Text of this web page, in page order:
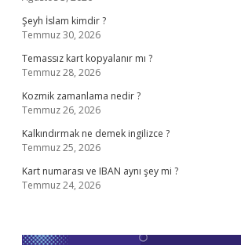
Şeyh İslam kimdir ?
Temmuz 30, 2026
Temassız kart kopyalanır mı ?
Temmuz 28, 2026
Kozmik zamanlama nedir ?
Temmuz 26, 2026
Kalkındırmak ne demek ingilizce ?
Temmuz 25, 2026
Kart numarası ve IBAN aynı şey mi ?
Temmuz 24, 2026